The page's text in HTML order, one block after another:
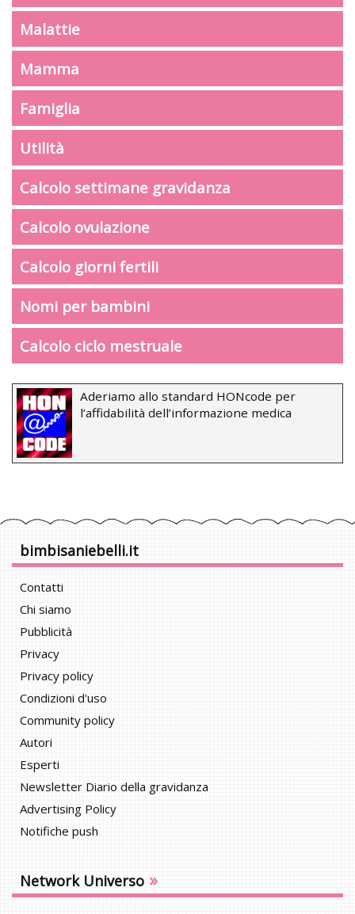
Malattie
Mamma
Famiglia
Utilità
Calcolo settimane gravidanza
Calcolo ovulazione
Calcolo giorni fertili
Nomi per bambini
Calcolo ciclo mestruale
Aderiamo allo standard HONcode per
l’affidabilità dell’informazione medica
bimbisaniebelli.it
Contatti
Chi siamo
Pubblicità
Privacy
Privacy policy
Condizioni d'uso
Community policy
Autori
Esperti
Newsletter Diario della gravidanza
Advertising Policy
Notifiche push
Network Universo »